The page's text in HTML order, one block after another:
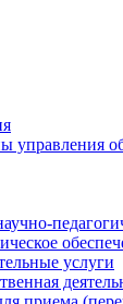
управления
услуги